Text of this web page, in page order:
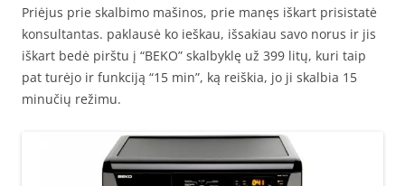
Priėjus prie skalbimo mašinos, prie manęs iškart prisistatė
konsultantas. paklausė ko ieškau, išsakiau savo norus ir jis
iškart bedė pirštu į “BEKO” skalbyklę už 399 litų, kuri taip
pat turėjo ir funkciją “15 min”, ką reiškia, jo ji skalbia 15
minučių režimu.